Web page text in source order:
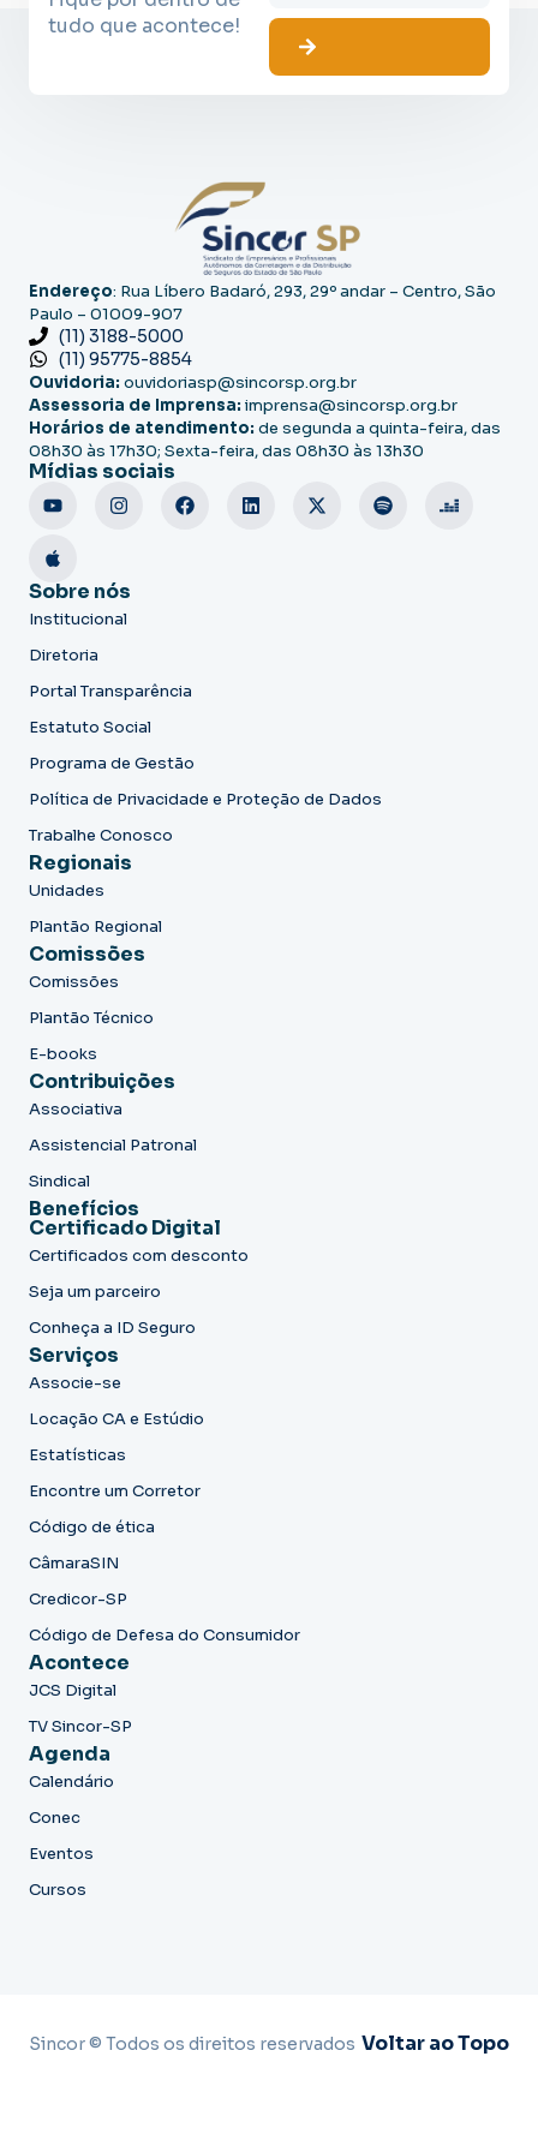
tudo que acontece!
Endereço: Rua Líbero Badaró, 293, 29º andar – Centro, São
Paulo – 01009-907
(11) 3188-5000
(11) 95775-8854
Ouvidoria: ouvidoriasp@sincorsp.org.br
Assessoria de Imprensa: imprensa@sincorsp.org.br
Horários de atendimento: de segunda a quinta-feira, das
08h30 às 17h30; Sexta-feira, das 08h30 às 13h30
Mídias sociais
Sobre nós
Institucional
Diretoria
Portal Transparência
Estatuto Social
Programa de Gestão
Política de Privacidade e Proteção de Dados
Trabalhe Conosco
Regionais
Unidades
Plantão Regional
Comissões
Comissões
Plantão Técnico
E-books
Contribuições
Associativa
Assistencial Patronal
Sindical
Benefícios
Certificado Digital
Certificados com desconto
Seja um parceiro
Conheça a ID Seguro
Serviços
Associe-se
Locação CA e Estúdio
Estatísticas
Encontre um Corretor
Código de ética
CâmaraSIN
Credicor-SP
Código de Defesa do Consumidor
Acontece
JCS Digital
TV Sincor-SP
Agenda
Calendário
Conec
Eventos
Cursos
Sincor © Todos os direitos reservados Voltar ao Topo